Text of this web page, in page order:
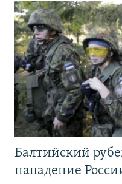
Балтийский
нападение